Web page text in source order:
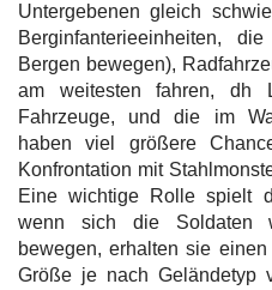
Untergebenen gleich
Berginfanterieeinheiten,
Bergen bewegen),
am weitesten fahren, dh
Fahrzeuge, und die im
haben viel größere
Konfrontation mit
Eine wichtige Rolle spielt
wenn sich die Soldaten
bewegen, erhalten sie
Größe je nach Geländetyp